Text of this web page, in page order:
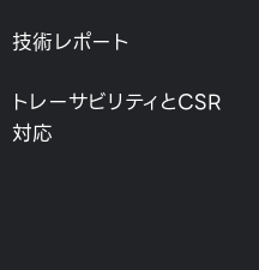
技術レポート
トレーサビリティとCSR
対応